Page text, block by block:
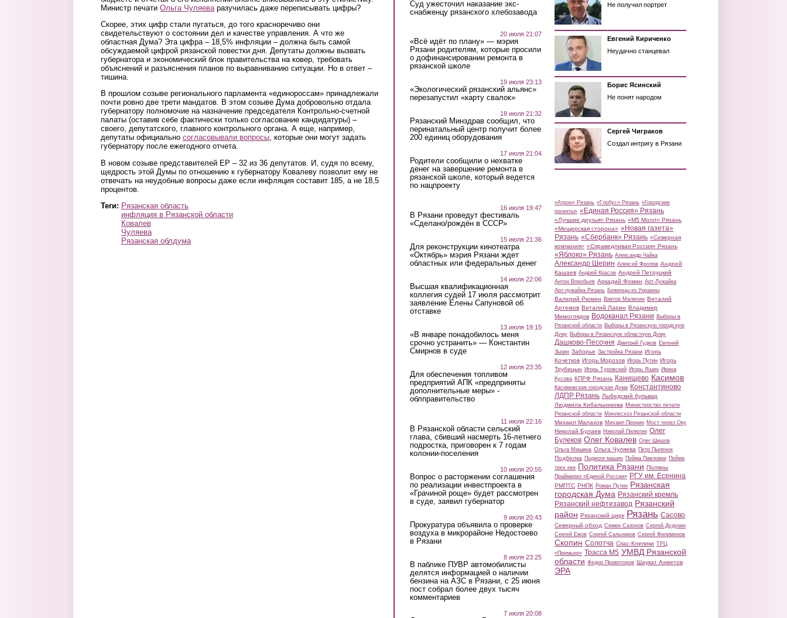
Министр печати Ольга Чуляева разучилась даже переписывать цифры?
Скорее, этих цифр стали пугаться, до того красноречиво они
свидетельствуют о состоянии дел и качестве управления. А что же
областная Дума? Эта цифра – 18,5% инфляции – должна быть самой
обсуждаемой цифрой рязанской повестки дня. Депутаты должны вызвать
губернатора и экономический блок правительства на ковер, требовать
объяснений и разъяснения планов по выравниванию ситуации. Но в ответ –
тишина.
В прошлом созыве регионального парламента «единороссам» принадлежали
почти ровно две трети мандатов. В этом созыве Дума добровольно отдала
губернатору полномочие на назначение председателя Контрольно-счетной
палаты (оставив себе фактически только согласование кандидатуры) –
своего, депутатского, главного контрольного органа. А еще, например,
депутаты официально согласовывали вопросы, которые они могут задать
губернатору после ежегодного отчета.
В новом созыве представителей ЕР – 32 из 36 депутатов. И, судя по всему,
щедрость этой Думы по отношению к губернатору Ковалеву позволит ему не
отвечать на неудобные вопросы даже если инфляция составит 185, а не 18,5
процентов.
Теги: Рязанская область
инфляция в Рязанской области
Ковалев
Чуляева
Рязанская облдума
Суд ужесточил наказание экс-
снабженцу рязанского хлебозавода
20 июля 21:07
«Всё идёт по плану» — мэрия
Рязани родителям, которые просили
о дофинансировании ремонта в
рязанской школе
19 июля 23:13
«Экологический рязанский альянс»
перезапустил «карту свалок»
18 июля 21:32
Рязанский Минздрав сообщил, что
перинатальный центр получит более
200 единиц оборудования
17 июля 21:04
Родители сообщили о нехватке
денег на завершение ремонта в
рязанской школе, который ведется
по нацпроекту
16 июля 19:47
В Рязани проведут фестиваль
«Сделано/рождён в СССР»
15 июля 21:36
Для реконструкции кинотеатра
«Октябрь» мэрия Рязани ждет
областных или федеральных денег
14 июля 22:06
Высшая квалификационная
коллегия судей 17 июля рассмотрит
заявление Елены Сапуновой об
отставке
13 июля 19:15
«В январе понадобилось меня
срочно устранить» — Константин
Смирнов в суде
12 июля 23:35
Для обеспечения топливом
предприятий АПК «предприняты
дополнительные меры» -
облправительство
11 июля 22:16
В Рязанской области сельский
глава, сбивший насмерть 16-летнего
подростка, приговорен к 7 годам
колонии-поселения
10 июля 20:55
Вопрос о расторжении соглашения
по реализации инвестпроекта в
«Грачиной роще» будет рассмотрен
в суде, заявил губернатор
9 июля 20:43
Прокуратура объявила о проверке
воздуха в микрорайоне Недостоево
в Рязани
8 июля 23:25
В паблике ПУВР автомобилисты
делятся информацией о наличии
бензина на АЗС в Рязани, с 25 июня
пост собрал более двух тысяч
комментариев
7 июля 20:08
Не получил портрет
Евгений Кириченко
Неудачно станцевал
Борис Ясинский
Не понят народом
Сергей Чиграков
Создал интригу в Рязани
«Атрон» Рязань «Глобус» Рязань «Городские
проекты» «Единая Россия» Рязань
«Лучшие друзья» Рязань «М5 Молл» Рязань
«Мещерская сторона» «Новая газета»
Рязань «Сбербанк» Рязань «Северная
компания» «Справедливая Россия» Рязань
«Яблоко» Рязань Александр Чайка
Александр Шерин Алексей Фролов Андрей
Кашаев Андрей Красов Андрей Петруцкий
Антон Воробьев Аркадий Фомин Арт-Лужайка
Арт-лужайка Рязань Беженцы из Украины
Валерий Рюмин Виктор Малюгин Виталий
Артемов Виталий Ларин Владимир
Мимоглядов Водоканал Рязани Выборы в
Рязанской области Выборы в Рязанскую городскую
Думу Выборы в Рязанскую областную Думу
Дашково-Песочня Дмитрий Гудков Евгений
Зызин Заборье Застройка Рязани Игорь
Кочетков Игорь Морозов Игорь Путин Игорь
Трубицын Игорь Туровский Игорь Яшин Ирина
Кусова КПРФ Рязань Канищево Касимов
Касимовская городская Дума Константиново
ЛДПР Рязань Лыбедский бульвар
Людмила Кибальникова Министерство печати
Рязанской области Минлесхоз Рязанской области
Михаил Малахов Михаил Пронин Мост через Оку
Николай Булаев Николай Пилюгин Олег
Булеков Олег Ковалев Олег Шишов
Ольга Мишина Ольга Чуляева Петр Пыленок
Подбелка Поджоги машин Пойма Павловки Пойма
трех рек Политика Рязани Поляны
Праймериз «Единой России» РГУ им. Есенина
РМПТС РНПК Роман Путин Рязанская
городская Дума Рязанский кремль
Рязанский нефтезавод Рязанский
район Рязанский цирк Рязань Сасово
Северный обход Семен Сазонов Сергей Дудукин
Сергей Ежов Сергей Сальников Сергей Филимонов
Скопин Солотча Спас-Клепики ТРЦ
«Премьер» Трасса М5 УМВД Рязанской
области Федор Провоторов Шаукат Ахметов
ЭРА